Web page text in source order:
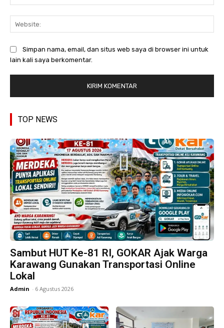
Simpan nama, email, dan situs web saya di browser ini untuk
lain kali saya berkomentar.
TOP NEWS
Sambut HUT Ke-81 RI, GOKAR Ajak Warga
Karawang Gunakan Transportasi Online
Lokal
Admin - 6 Agustus 2026